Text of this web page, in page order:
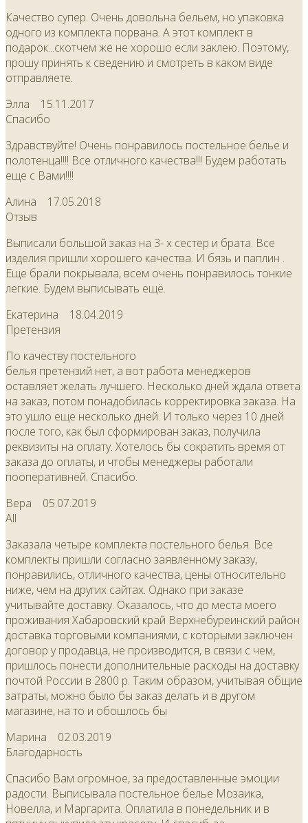
Качество супер. Очень довольна бельем, но упаковка
одного из комплекта порвана. А этот комплект в
подарок...скотчем же не хорошо если заклею. Поэтому,
прошу принять к сведению и смотреть в каком виде
отправляете.
Элла 15.11.2017
Спасибо
Здравствуйте! Очень понравилось постельное белье и
полотенца!!!! Все отличного качества!!! Будем работать
еще с Вами!!!!
Алина 17.05.2018
Отзыв
Выписали большой заказ на 3- х сестер и брата. Все
изделия пришли хорошего качества. И бязь и паплин .
Еще брали покрывала, всем очень понравилось тонкие
легкие. Будем выписывать ещё.
Екатерина 18.04.2019
Претензия
По качеству постельного
белья претензий нет, а вот работа менеджеров
оставляет желать лучшего. Несколько дней ждала ответа
на заказ, потом понадобилась корректировка заказа. На
это ушло еще несколько дней. И только через 10 дней
после того, как был сформирован заказ, получила
реквизиты на оплату. Хотелось бы сократить время от
заказа до оплаты, и чтобы менеджеры работали
пооперативней. Спасибо.
Вера 05.07.2019
All
Заказала четыре комплекта постельного белья. Все
комплекты пришли согласно заявленному заказу,
понравились, отличного качества, цены относительно
ниже, чем на других сайтах. Однако при заказе
учитывайте доставку. Оказалось, что до места моего
проживания Хабаровский край Верхнебуреинский район
доставка торговыми компаниями, с которыми заключен
договор у продавца, не производится, в связи с чем,
пришлось понести дополнительные расходы на доставку
почтой России в 2800 р. Таким образом, учитывая общие
затраты, можно было бы заказ делать и в другом
магазине, на то и обошлось бы
Марина 02.03.2019
Благодарность
Спасибо Вам огромное, за предоставленные эмоции
радости. Выписывала постельное белье Мозаика,
Новелла, и Маргарита. Оплатила в понедельник и в